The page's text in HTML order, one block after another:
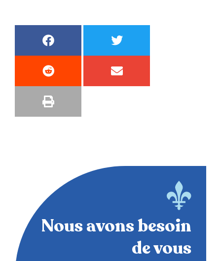
Nous avons besoin
de vous